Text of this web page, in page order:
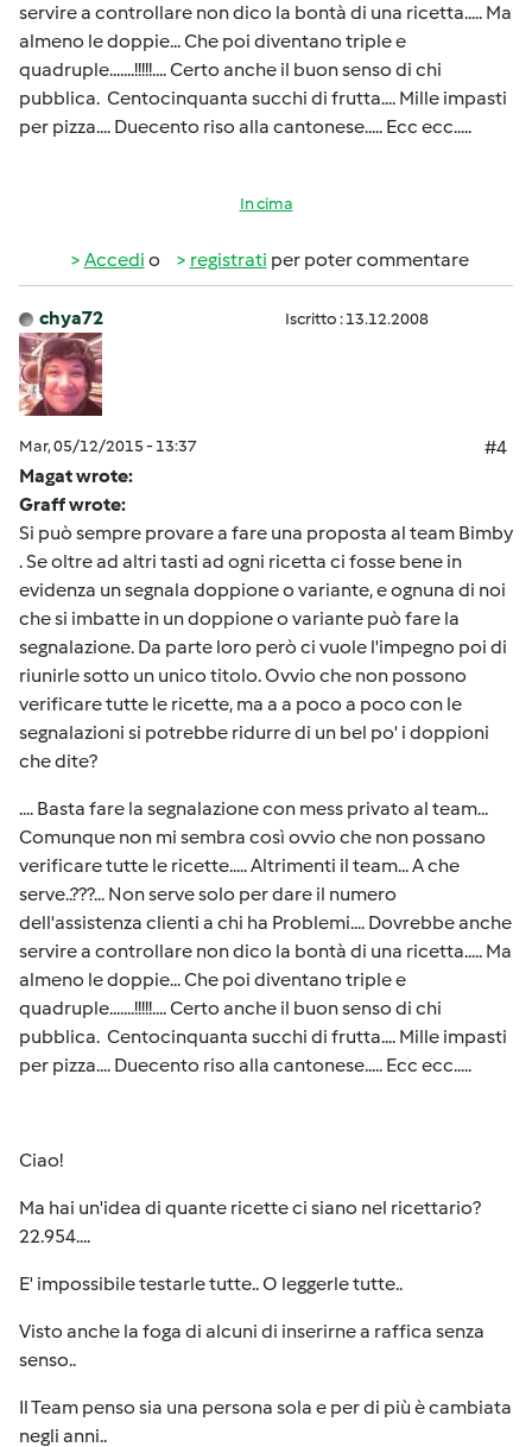
servire a controllare non dico la bontà di una ricetta..... Ma
almeno le doppie... Che poi diventano triple e
quadruple.......!!!!!.... Certo anche il buon senso di chi
pubblica. Centocinquanta succhi di frutta.... Mille impasti
per pizza.... Duecento riso alla cantonese..... Ecc ecc.....
In cima
Accedi o registrati per poter commentare
chya72 Iscritto : 13.12.2008
Mar, 05/12/2015 - 13:37
#4
Magat wrote:
Graff wrote:
Si può sempre provare a fare una proposta al team Bimby
. Se oltre ad altri tasti ad ogni ricetta ci fosse bene in
evidenza un segnala doppione o variante, e ognuna di noi
che si imbatte in un doppione o variante può fare la
segnalazione. Da parte loro però ci vuole l'impegno poi di
riunirle sotto un unico titolo. Ovvio che non possono
verificare tutte le ricette, ma a a poco a poco con le
segnalazioni si potrebbe ridurre di un bel po' i doppioni
che dite?
.... Basta fare la segnalazione con mess privato al team...
Comunque non mi sembra così ovvio che non possano
verificare tutte le ricette..... Altrimenti il team... A che
serve..???... Non serve solo per dare il numero
dell'assistenza clienti a chi ha Problemi.... Dovrebbe anche
servire a controllare non dico la bontà di una ricetta..... Ma
almeno le doppie... Che poi diventano triple e
quadruple.......!!!!!.... Certo anche il buon senso di chi
pubblica. Centocinquanta succhi di frutta.... Mille impasti
per pizza.... Duecento riso alla cantonese..... Ecc ecc.....
Ciao!
Ma hai un'idea di quante ricette ci siano nel ricettario?
22.954....
E' impossibile testarle tutte.. O leggerle tutte..
Visto anche la foga di alcuni di inserirne a raffica senza
senso..
Il Team penso sia una persona sola e per di più è cambiata
negli anni..